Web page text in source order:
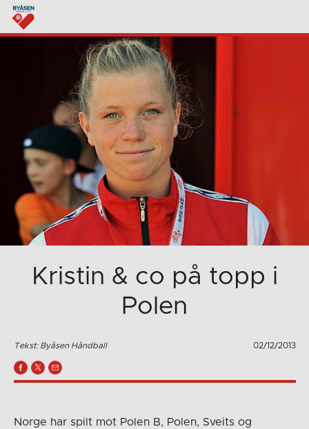
Kristin & co på topp i
Polen
Tekst: Byåsen Håndball 02/12/2013
Norge har spilt mot Polen B, Polen, Sveits og